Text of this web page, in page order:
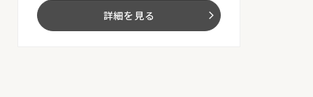
詳細を見る arrow_forward_ios